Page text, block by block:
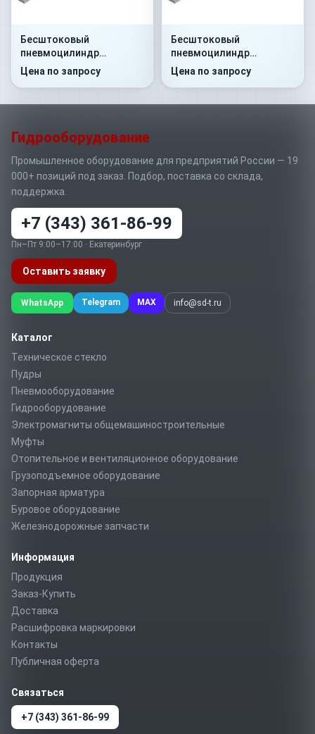
Бесштоковый
пневмоцилиндр
52G8C32A0350
Цена по запросу
Бесштоковый
пневмоцилиндр
52G2P40A0150
Цена по запросу
Гидрооборудование
Промышленное оборудование для предприятий России — 19
000+ позиций под заказ. Подбор, поставка со склада,
поддержка.
+7 (343) 361-86-99
Пн–Пт 9:00–17:00 · Екатеринбург
Оставить заявку
WhatsApp Telegram MAX info@sd-t.ru
Каталог
Техническое стекло
Пудры
Пневмооборудование
Гидрооборудование
Электромагниты общемашиностроительные
Муфты
Отопительное и вентиляционное оборудование
Грузоподъемное оборудование
Запорная арматура
Буровое оборудование
Железнодорожные запчасти
Информация
Продукция
Заказ-Купить
Доставка
Расшифровка маркировки
Контакты
Публичная оферта
Связаться
+7 (343) 361-86-99